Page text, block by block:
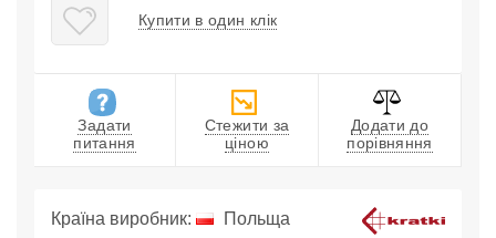
Купити в один клік
Задати
питання
Стежити за
ціною
Додати до
порівняння
Країна виробник:
Польща